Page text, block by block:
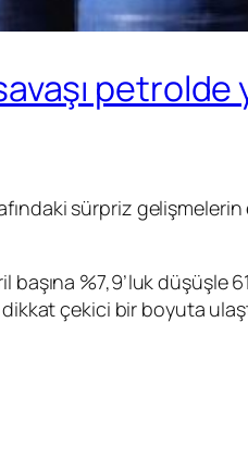
sürpriz gelişmelerin
başına %7,9’luk düşüşle
dikkat çekici bir boyuta